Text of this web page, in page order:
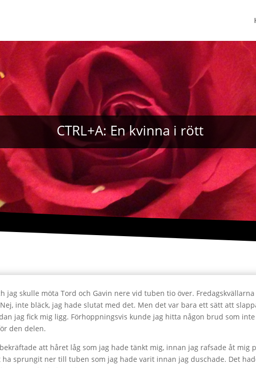
CTRL+A: En kvinna i rött
jag skulle möta Tord och Gavin nere vid tuben tio över.
inte bläck, jag hade slutat med det. Men det var bara ett sätt att
jag fick mig ligg. Förhoppningsvis kunde jag hitta någon brud som
den delen.
att håret låg som jag hade tänkt mig, innan jag rafsade åt
ha sprungit ner till tuben som jag hade varit innan jag duschade. Det